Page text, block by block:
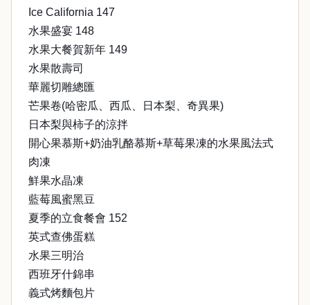
Ice California 147
水果盛宴 148
水果大餐賀新年 149
水果散壽司
華麗切雕總匯
芒果卷(哈密瓜、西瓜、日本梨、奇異果)
日本梨與柿子的涼拌
開心果慕斯+奶油乳酪慕斯+草莓果凍的水果風法式
肉凍
鮮果水晶凍
藍莓風蜜黑豆
夏季的立食餐會 152
英式查佛蛋糕
水果三明治
西班牙什錦串
義式烤麵包片